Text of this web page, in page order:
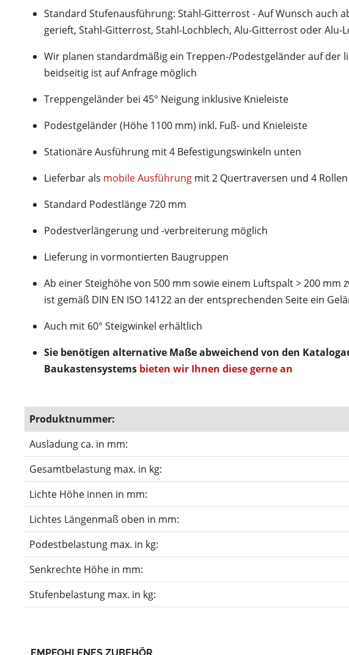
Standard Stufenausführung: Stahl-Gitterrost - Auf Wunsch auch
gerieft, Stahl-Gitterrost, Stahl-Lochblech, Alu-Gitterrost oder Alu-
Wir planen standardmäßig ein Treppen-/Podestgeländer auf der
beidseitig ist auf Anfrage möglich
Treppengeländer bei 45° Neigung inklusive Knieleiste
Podestgeländer (Höhe 1100 mm) inkl. Fuß- und Knieleiste
Stationäre Ausführung mit 4 Befestigungswinkeln unten
Lieferbar als mobile Ausführung mit 2 Quertraversen und 4
Standard Podestlänge 720 mm
Podestverlängerung und -verbreiterung möglich
Lieferung in vormontierten Baugruppen
Ab einer Steighöhe von 500 mm sowie einem Luftspalt > 200
ist gemäß DIN EN ISO 14122 an der entsprechenden Seite ein
Auch mit 60° Steigwinkel erhältlich
Sie benötigen alternative Maße abweichend von den
Baukastensystems bieten wir Ihnen diese gerne an
Produktnummer:
Ausladung ca. in mm:
Gesamtbelastung max. in kg:
Lichte Höhe innen in mm:
Lichtes Längenmaß oben in mm:
Podestbelastung max. in kg:
Senkrechte Höhe in mm:
Stufenbelastung max. in kg: